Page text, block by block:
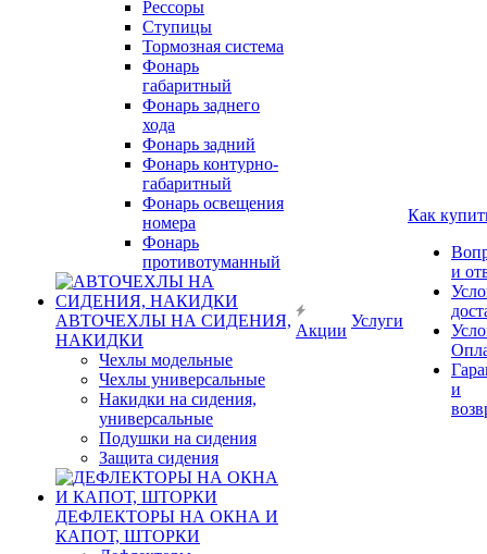
Рессоры
Ступицы
Тормозная система
Фонарь
габаритный
Фонарь заднего
хода
Фонарь задний
Фонарь контурно-
габаритный
Фонарь освещения
номера
Фонарь
противотуманный
АВТОЧЕХЛЫ НА СИДЕНИЯ,
НАКИДКИ
Чехлы модельные
Чехлы универсальные
Накидки на сидения,
универсальные
Подушки на сидения
Защита сидения
ДЕФЛЕКТОРЫ НА ОКНА И
КАПОТ, ШТОРКИ
Акции
Услуги
Как
и
и